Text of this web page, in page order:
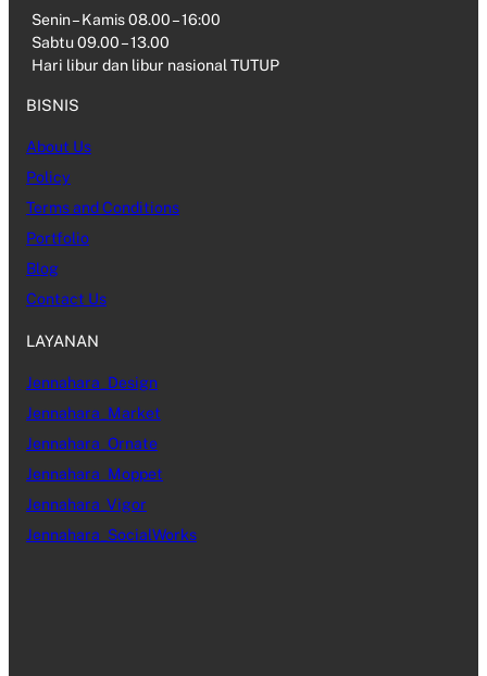
Senin – Kamis 08.00 – 16:00
Sabtu 09.00 – 13.00
Hari libur dan libur nasional TUTUP
BISNIS
About Us
Policy
Terms and Conditions
Portfolio
Blog
Contact Us
LAYANAN
Jennahara_Design
Jennahara_Market
Jennahara_Ornate
Jennahara_Moppet
Jennahara_Vigor
Jennahara_SocialWorks